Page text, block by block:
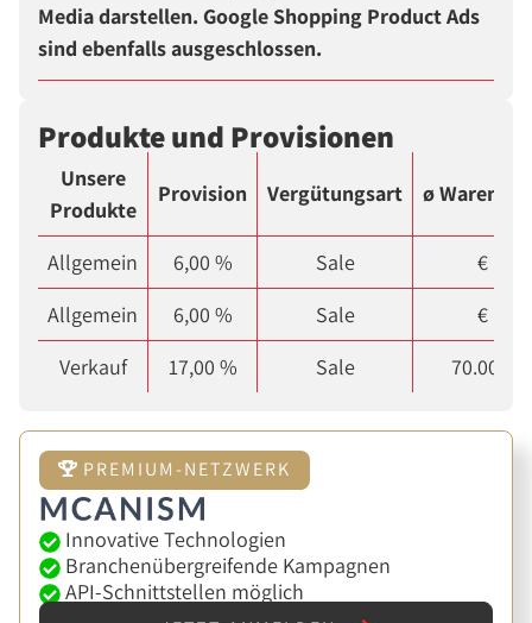
Media darstellen. Google Shopping Product Ads
sind ebenfalls ausgeschlossen.
Produkte und Provisionen
Unsere
Produkte
Provision Vergütungsart ø
Allgemein 6,00 % Sale
€
Allgemein
6,00 % Sale
€
Verkauf
17,00 % Sale 70.00 €
PREMIUM-NETZWERK
Innovative Technologien
Branchenübergreifende Kampagnen
API-Schnittstellen möglich